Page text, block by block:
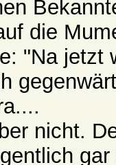
die
"Na jetzt
nicht.